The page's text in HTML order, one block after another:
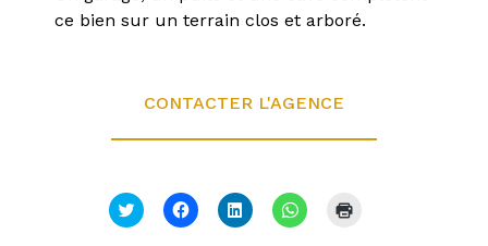
ce bien sur un terrain clos et arboré.
CONTACTER L'AGENCE
Cliquez
pour
Cliquez
pour
Cliquez
pour
Cliquez
pour